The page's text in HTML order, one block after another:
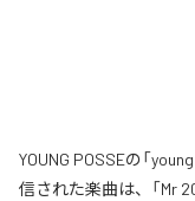
YOUNG POSSEの「
信された楽曲は、「Mr